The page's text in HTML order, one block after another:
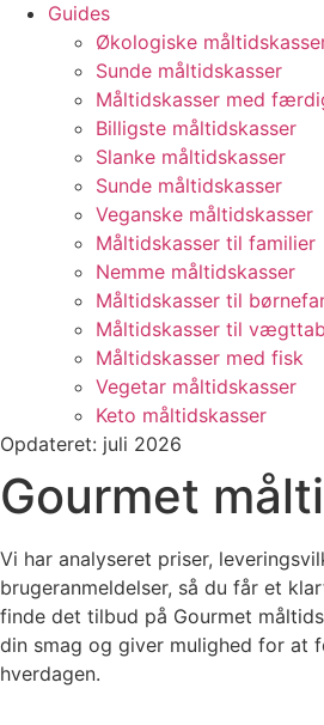
Guides
Økologiske
Sunde måltidskasser
Måltidskasser med
Billigste måltidskasser
Slanke måltidskasser
Sunde måltidskasser
Veganske måltidskasser
Måltidskasser til familier
Nemme måltidskasser
Måltidskasser til
Måltidskasser til vægttab
Måltidskasser med fisk
Vegetar måltidskasser
Keto måltidskasser
Opdateret: juli 2026
Gourmet
Vi har analyseret priser,
brugeranmeldelser, så du får et
finde det tilbud på Gourmet
din smag og giver mulighed for at
hverdagen.